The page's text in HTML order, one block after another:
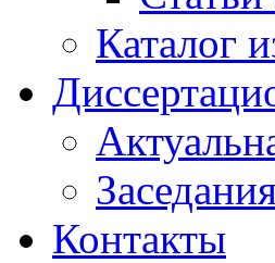
Каталог
Контакты